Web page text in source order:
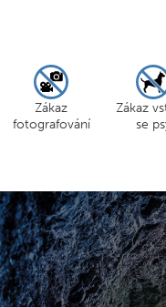
Zákaz
fotografování
Zákaz
se